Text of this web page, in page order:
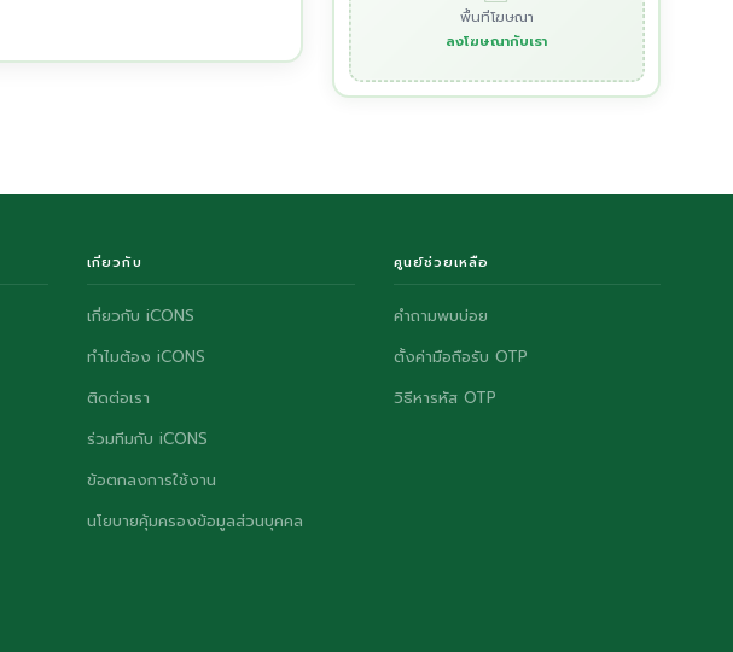
พื้นที่โฆษณา
ลงโฆษณากับเรา
เกี่ยวกับ
เกี่ยวกับ iCONS
ทำไมต้อง iCONS
ติดต่อเรา
ร่วมทีมกับ iCONS
ข้อตกลงการใช้งาน
นโยบายคุ้มครองข้อมูลส่วนบุคคล
ศูนย์ช่วยเหลือ
คำถามพบบ่อย
ตั้งค่ามือถือรับ OTP
วิธีหารหัส OTP